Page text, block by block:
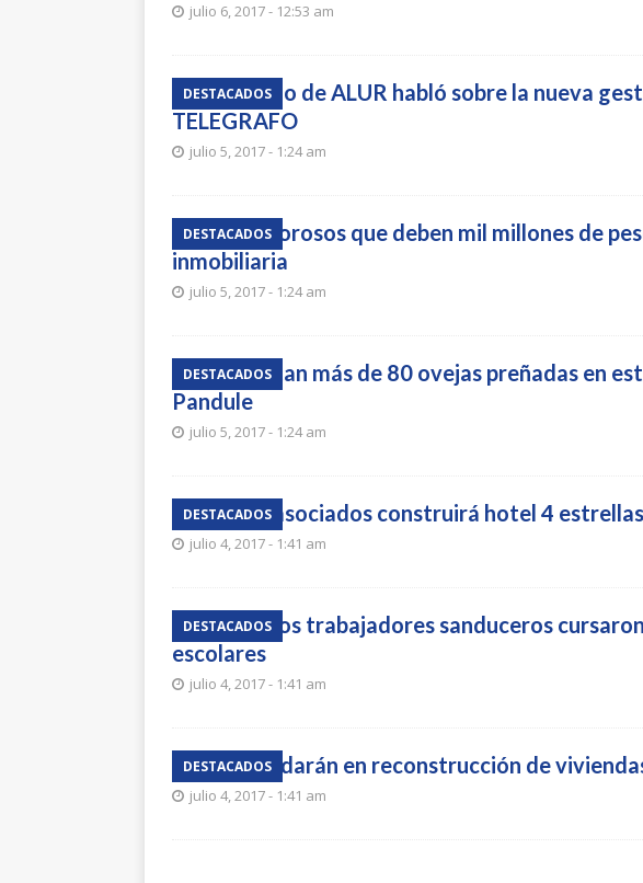
julio 6, 2017 - 12:53 am
DESTACADOS
El Directorio de ALUR habló sobre la nueva
TELEGRAFO
julio 5, 2017 - 1:24 am
DESTACADOS
Hay 700 morosos que deben mil millones de
inmobiliaria
julio 5, 2017 - 1:24 am
DESTACADOS
Perros matan más de 80 ovejas preñadas en
Pandule
julio 5, 2017 - 1:24 am
DESTACADOS
Sobrero y asociados construirá hotel 4
julio 4, 2017 - 1:41 am
DESTACADOS
El 28% de los trabajadores sanduceros
escolares
julio 4, 2017 - 1:41 am
DESTACADOS
Presos ayudarán en reconstrucción de
julio 4, 2017 - 1:41 am